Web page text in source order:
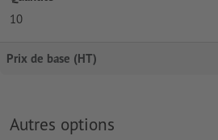
10
Prix de base (HT)
Autres options